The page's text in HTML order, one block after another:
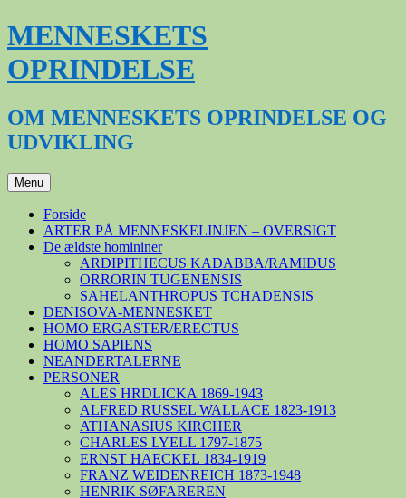
Hop
til
indhold
MENNESKETS
OPRINDELSE
OM MENNESKETS OPRINDELSE OG
UDVIKLING
Menu
Forside
ARTER PÅ MENNESKELINJEN – OVERSIGT
De ældste homininer
ARDIPITHECUS KADABBA/RAMIDUS
ORRORIN TUGENENSIS
SAHELANTHROPUS TCHADENSIS
DENISOVA-MENNESKET
HOMO ERGASTER/ERECTUS
HOMO SAPIENS
NEANDERTALERNE
PERSONER
ALES HRDLICKA 1869-1943
ALFRED RUSSEL WALLACE 1823-1913
ATHANASIUS KIRCHER
CHARLES LYELL 1797-1875
ERNST HAECKEL 1834-1919
FRANZ WEIDENREICH 1873-1948
HENRIK SØFAREREN